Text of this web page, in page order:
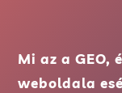
Mi az a GEO,
weboldala